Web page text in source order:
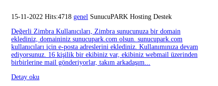
15-11-2022 Hits:4718 genel SunucuPARK Hosting Destek
Değerli Zimbra Kullanıcıları, Zimbra sunucunuza bir domain
eklediniz, domaininiz sunucupark.com olsun. sunucupark.com
kullanıcıları için e-posta adreslerini eklediniz. Kullanımınıza devam
ediyorsunuz. 16 kişilik bir ekibiniz var, ekibiniz webmail üzerinden
birbirlerine mail gönderiyorlar, takım arkadaşım...
Detay oku